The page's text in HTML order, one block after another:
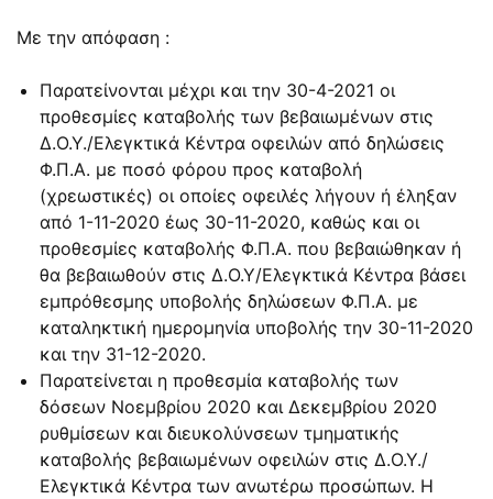
Με την απόφαση :
Παρατείνονται μέχρι και την 30-4-2021 οι
προθεσμίες καταβολής των βεβαιωμένων στις
Δ.Ο.Υ./Ελεγκτικά Κέντρα οφειλών από δηλώσεις
Φ.Π.Α. με ποσό φόρου προς καταβολή
(χρεωστικές) οι οποίες οφειλές λήγουν ή έληξαν
από 1-11-2020 έως 30-11-2020, καθώς και οι
προθεσμίες καταβολής Φ.Π.Α. που βεβαιώθηκαν ή
θα βεβαιωθούν στις Δ.Ο.Υ/Ελεγκτικά Κέντρα βάσει
εμπρόθεσμης υποβολής δηλώσεων Φ.Π.Α. με
καταληκτική ημερομηνία υποβολής την 30-11-2020
και την 31-12-2020.
Παρατείνεται η προθεσμία καταβολής των
δόσεων Νοεμβρίου 2020 και Δεκεμβρίου 2020
ρυθμίσεων και διευκολύνσεων τμηματικής
καταβολής βεβαιωμένων οφειλών στις Δ.Ο.Υ./
Ελεγκτικά Κέντρα των ανωτέρω προσώπων. Η